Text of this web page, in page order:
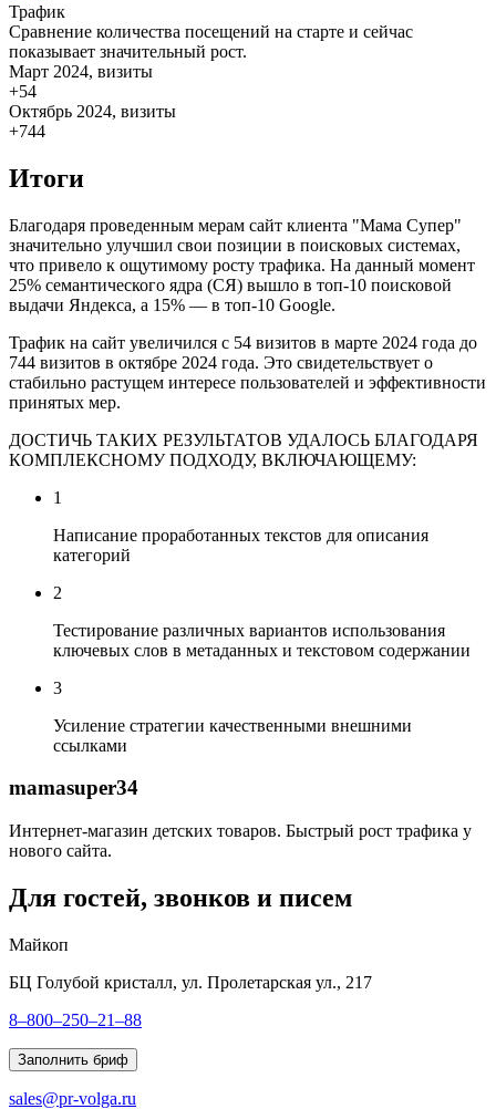
Трафик
Сравнение количества посещений на старте и сейчас
показывает значительный рост.
Март 2024, визиты
+54
Октябрь 2024, визиты
+744
Итоги
Благодаря проведенным мерам сайт клиента "Мама Супер"
значительно улучшил свои позиции в поисковых системах,
что привело к ощутимому росту трафика. На данный момент
25% семантического ядра (СЯ) вышло в топ-10 поисковой
выдачи Яндекса, а 15% — в топ-10 Google.
Трафик на сайт увеличился с 54 визитов в марте 2024 года до
744 визитов в октябре 2024 года. Это свидетельствует о
стабильно растущем интересе пользователей и эффективности
принятых мер.
ДОСТИЧЬ ТАКИХ РЕЗУЛЬТАТОВ УДАЛОСЬ БЛАГОДАРЯ
КОМПЛЕКСНОМУ ПОДХОДУ, ВКЛЮЧАЮЩЕМУ:
1
Написание проработанных текстов для описания
категорий
2
Тестирование различных вариантов использования
ключевых слов в метаданных и текстовом содержании
3
Усиление стратегии качественными внешними
ссылками
mamasuper34
Интернет-магазин детских товаров. Быстрый рост трафика у
нового сайта.
Для гостей, звонков и писем
Майкоп
БЦ Голубой кристалл, ул. Пролетарская ул., 217
8–800–250–21–88
Заполнить бриф
sales@pr-volga.ru